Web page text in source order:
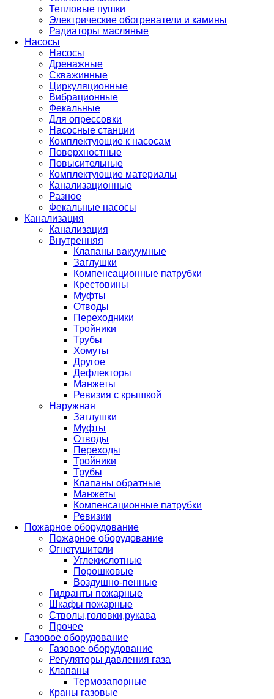
Тепловые пушки
Электрические обогреватели и камины
Радиаторы масляные
Насосы
Насосы
Дренажные
Скважинные
Циркуляционные
Вибрационные
Фекальные
Для опрессовки
Насосные станции
Комплектующие к насосам
Поверхностные
Повысительные
Комплектующие материалы
Канализационные
Разное
Фекальные насосы
Канализация
Канализация
Внутренняя
Клапаны вакуумные
Заглушки
Компенсационные патрубки
Крестовины
Муфты
Отводы
Переходники
Тройники
Трубы
Хомуты
Другое
Дефлекторы
Манжеты
Ревизия с крышкой
Наружная
Заглушки
Муфты
Отводы
Переходы
Тройники
Трубы
Клапаны обратные
Манжеты
Компенсационные патрубки
Ревизии
Пожарное оборудование
Пожарное оборудование
Огнетушители
Углекислотные
Порошковые
Воздушно-пенные
Гидранты пожарные
Шкафы пожарные
Стволы,головки,рукава
Прочее
Газовое оборудование
Газовое оборудование
Регуляторы давления газа
Клапаны
Термозапорные
Краны газовые